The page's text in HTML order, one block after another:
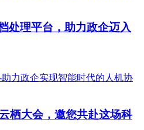
处理平台，助力政企迈入
栖大会，邀您共赴这场科